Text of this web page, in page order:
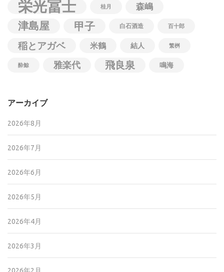
栄光冨士 桂月 森嶋
津島屋 甲子 白石酒造 百十郎
稲とアガベ 米鶴 結人 繁桝
酔鯨 雅楽代 飛良泉 鳴海
アーカイブ
2026年8月
2026年7月
2026年6月
2026年5月
2026年4月
2026年3月